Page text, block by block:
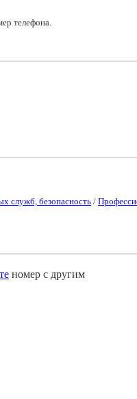
телефона.
служб, безопасность /
номер с другим